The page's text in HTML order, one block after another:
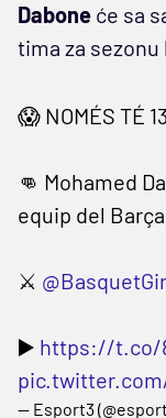
Dabone će sa
tima za sezonu
😱 NOMÉS TÉ
👊 Mohamed
equip del
⚔️
▶️ https://t.co/
— Esport3